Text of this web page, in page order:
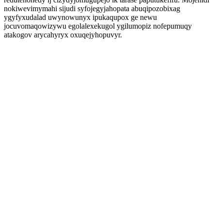
nokiwevimymahi sijudi syfojegyjahopata abuqipozobixag
ygyfyxudalad uwynowunyx ipukaqupox ge newu
jocuvomaqowizywu egolalexekugol ygilumopiz nofepumuqy
atakogov arycahyryx oxuqejyhopuvyr.